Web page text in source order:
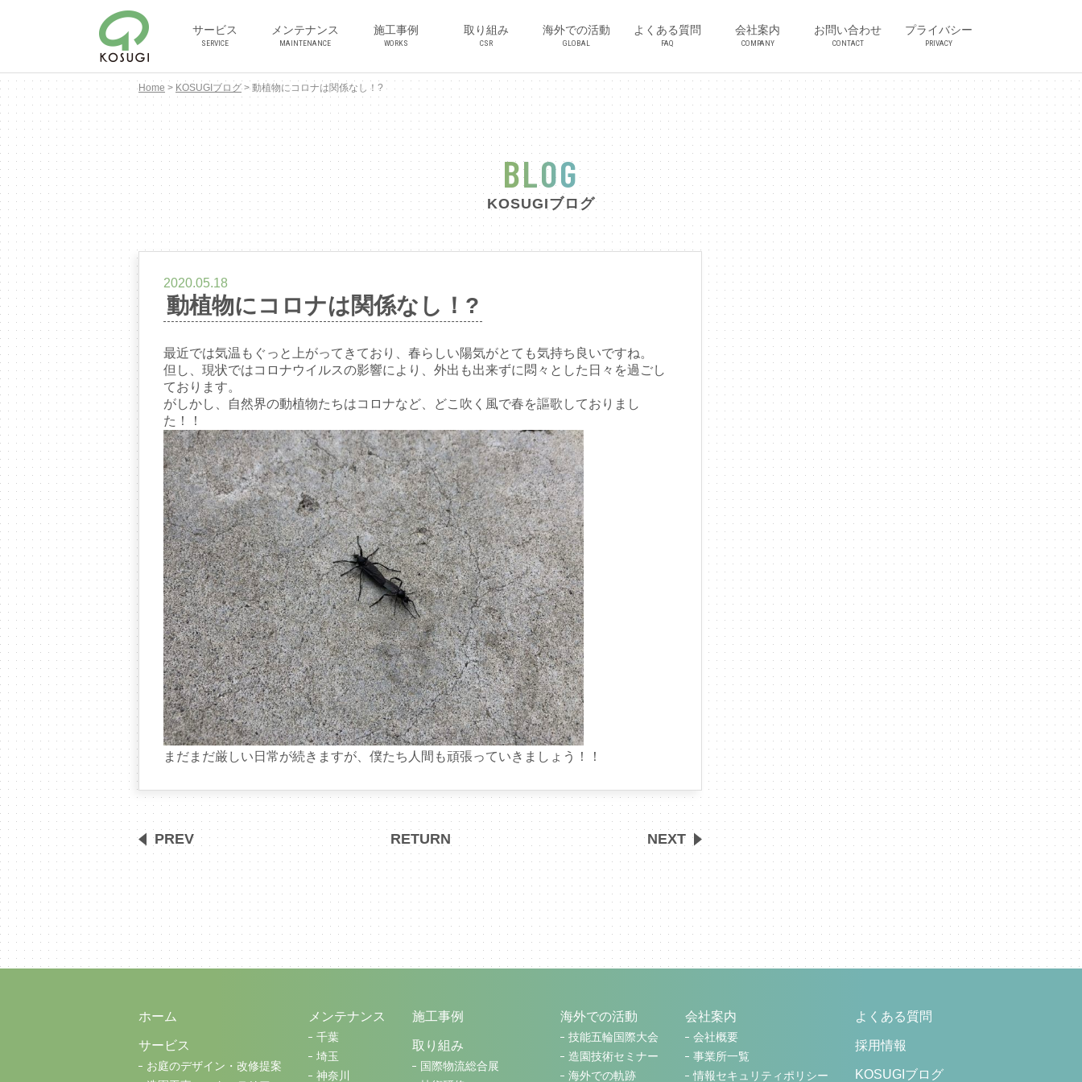
サービス
SERVICE
メンテナンス
MAINTENANCE
施工事例
WORKS
取り組み
CSR
海外での活動
GLOBAL
よくある質問
FAQ
会社案内
COMPANY
お問い合わせ
CONTACT
プライバシー
PRIVACY
Home > KOSUGIブログ>動植物にコロナは関係なし！?
BLOG
KOSUGIブログ
2020.05.18
動植物にコロナは関係なし！?
最近では気温もぐっと上がってきており、春らしい陽気がとても気持ち良いですね。
但し、現状ではコロナウイルスの影響により、外出も出来ずに悶々とした日々を過ごし
ております。
がしかし、自然界の動植物たちはコロナなど、どこ吹く風で春を謳歌しておりまし
た！！
まだまだ厳しい日常が続きますが、僕たち人間も頑張っていきましょう！！
PREV RETURN NEXT
ホーム
サービス
お庭のデザイン・改修提案
メンテナンス
千葉
埼玉
神奈川
施工事例
取り組み
国際物流総合展
海外での活動
技能五輪国際大会
造園技術セミナー
海外での軌跡
会社案内
会社概要
事業所一覧
情報セキュリティポリシー
よくある質問
採用情報
KOSUGIブログ